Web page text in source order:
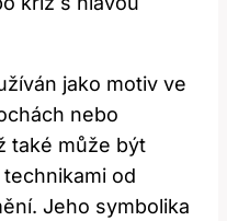
jako motiv ve
nebo
také může být
od
Jeho symbolika